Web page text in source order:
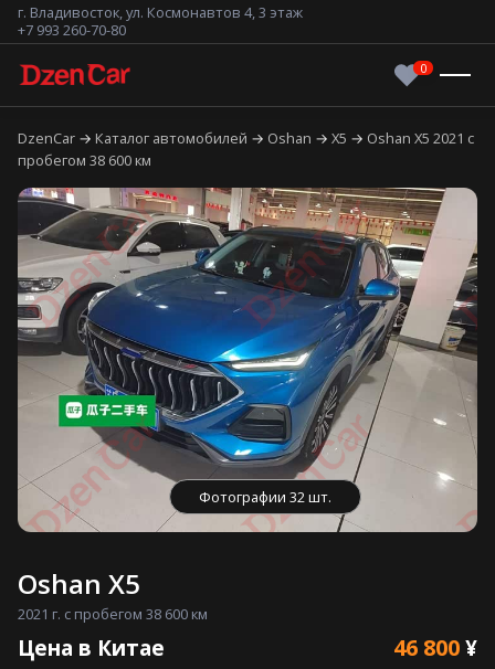
г. Владивосток, ул. Космонавтов 4, 3 этаж
+7 993 260-70-80
DzenCar Каталог автомобилей Oshan X5
Oshan X5 2021 с
пробегом 38 600 км
Фотографии 32 шт.
Oshan X5
2021 г. с пробегом 38 600 км
Цена в Китае 46 800¥